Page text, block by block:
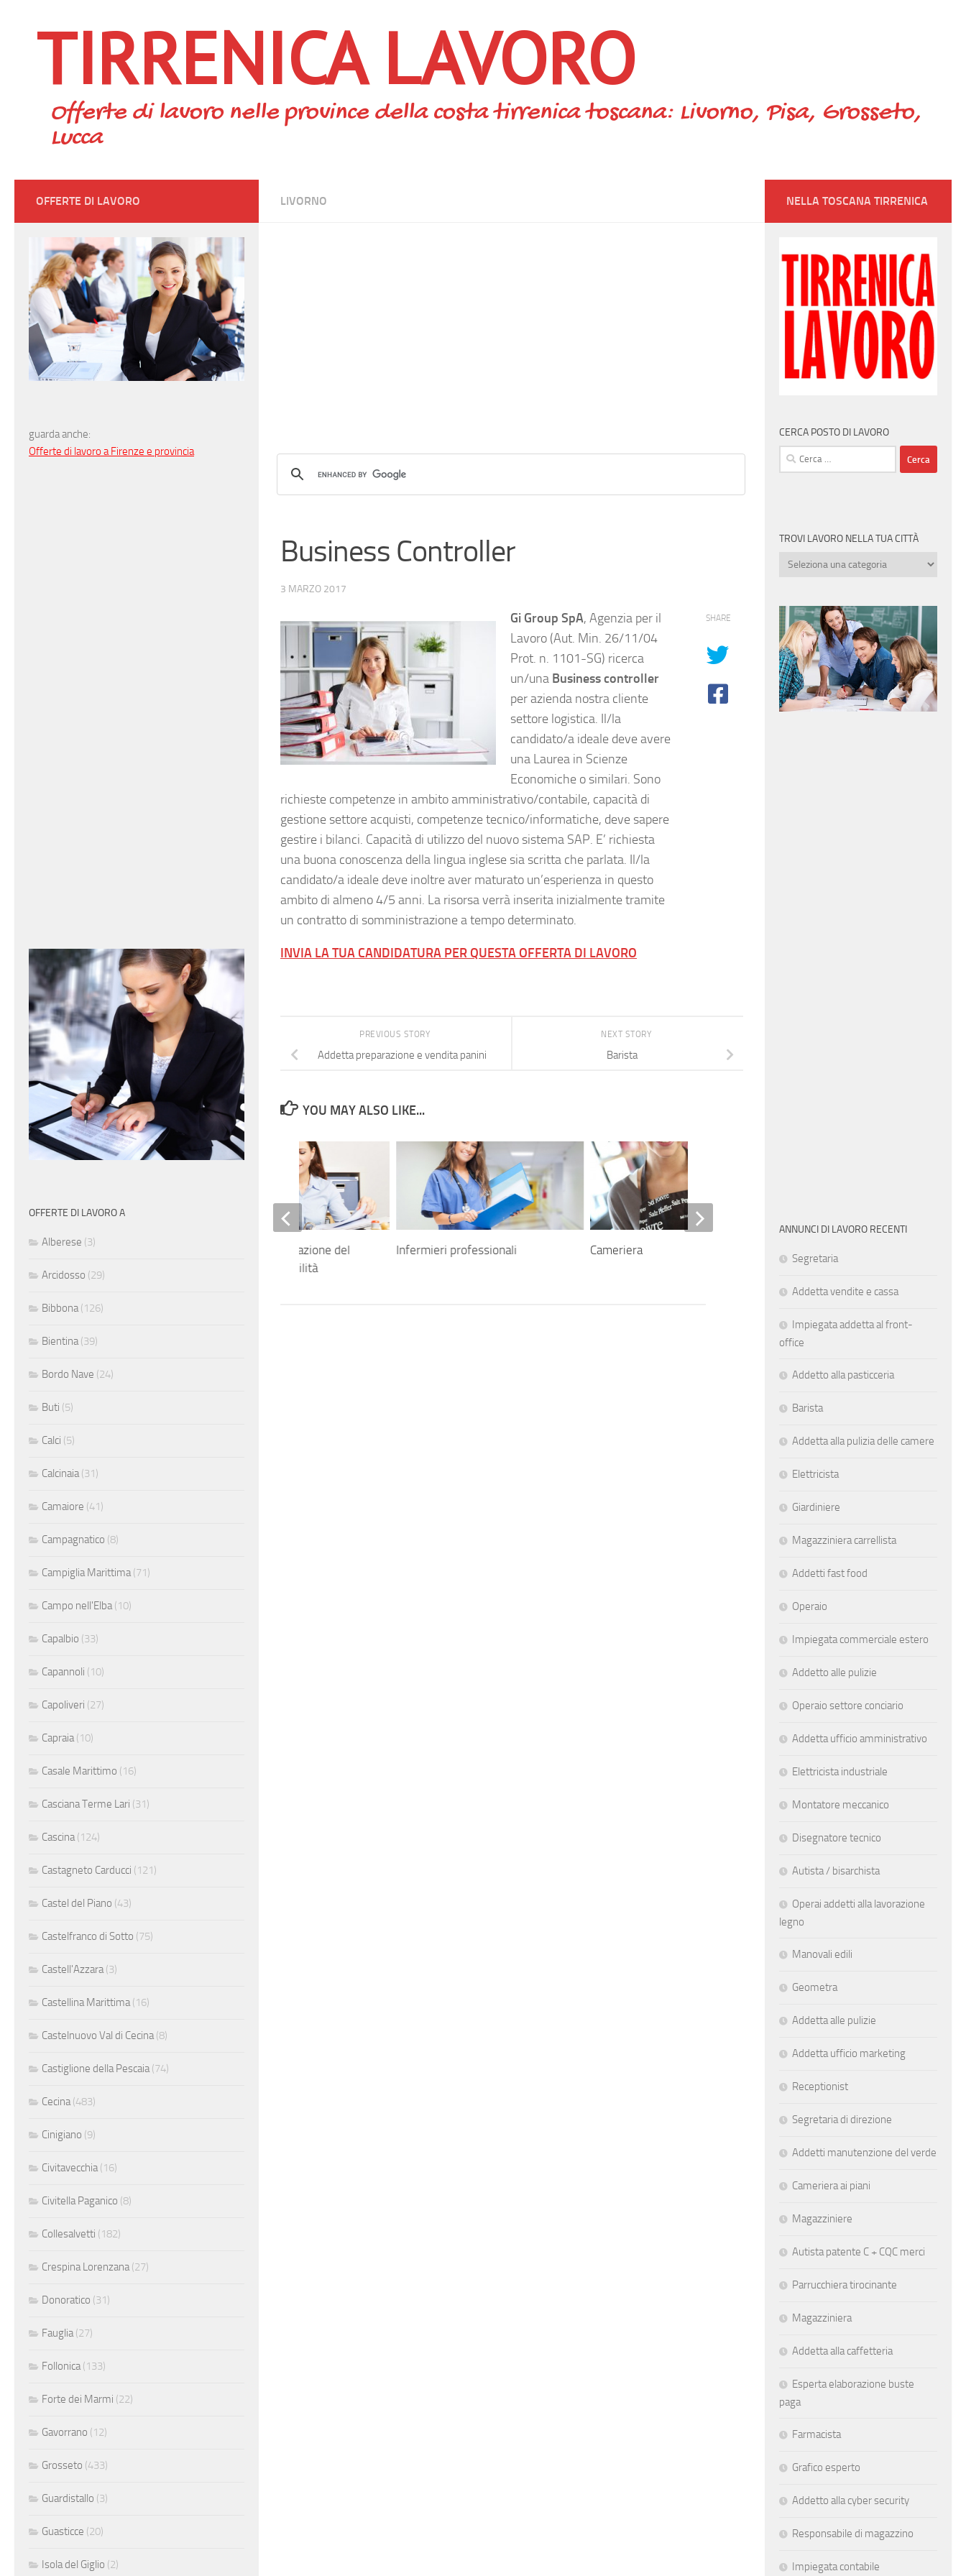
TIRRENICA LAVORO
Offerte di lavoro nelle province della costa tirrenica toscana: Livorno, Pisa, Grosseto,
Lucca
LIVORNO
Business Controller
3 MARZO 2017
Gi Group SpA, Agenzia per il
Lavoro (Aut. Min. 26/11/04
Prot. n. 1101-SG) ricerca
un/una Business controller
per azienda nostra cliente
settore logistica. Il/la
candidato/a ideale deve avere
una Laurea in Scienze
Economiche o similari. Sono
richieste competenze in ambito amministrativo/contabile, capacità di
gestione settore acquisti, competenze tecnico/informatiche, deve sapere
gestire i bilanci. Capacità di utilizzo del nuovo sistema SAP. E’ richiesta
una buona conoscenza della lingua inglese sia scritta che parlata. Il/la
candidato/a ideale deve inoltre aver maturato un’esperienza in questo
ambito di almeno 4/5 anni. La risorsa verrà inserita inizialmente tramite
un contratto di somministrazione a tempo determinato.
INVIA LA TUA CANDIDATURA PER QUESTA OFFERTA DI LAVORO
SHARE
NEXT STORY
Barista
PREVIOUS STORY
Addetta preparazione e vendita panini
YOU MAY ALSO LIKE...
Infermieri professionali Cameriera
designer – conoscenza cad
Addetta amministrazione del
personale e contabilità
OFFERTE DI LAVORO
guarda anche:
Offerte di lavoro a Firenze e provincia
OFFERTE DI LAVORO A
Alberese (3)
Arcidosso (29)
Bibbona(126)
Bientina(39)
Bordo Nave (24)
Buti (5)
Calci (5)
Calcinaia(31)
Camaiore (41)
Campagnatico (8)
Campiglia Marittima(71)
Campo nell'Elba(10)
Capalbio (33)
Capannoli (10)
Capoliveri (27)
Capraia(10)
Casale Marittimo (16)
Casciana Terme Lari (31)
Cascina(124)
Castagneto Carducci (121)
Castel del Piano (43)
Castelfranco di Sotto (75)
Castell'Azzara(3)
Castellina Marittima(16)
Castelnuovo Val di Cecina(8)
Castiglione della Pescaia(74)
Cecina(483)
Cinigiano (9)
Civitavecchia(16)
Civitella Paganico (8)
Collesalvetti (182)
Crespina Lorenzana(27)
Donoratico (31)
Fauglia(27)
Follonica(133)
Forte dei Marmi (22)
Gavorrano (12)
Grosseto (433)
Guardistallo (3)
Guasticce (20)
Isola del Giglio (2)
NELLA TOSCANA TIRRENICA
CERCA POSTO DI LAVORO
Ricerca
per:
TROVI LAVORO NELLA TUA CITTÀ
Trovi
tua
città
ANNUNCI DI LAVORO RECENTI
Segretaria
Addetta vendite e cassa
Impiegata addetta al front-
office
Addetto alla pasticceria
Barista
Addetta alla pulizia delle camere
Elettricista
Giardiniere
Magazziniera carrellista
Addetti fast food
Operaio
Impiegata commerciale estero
Addetto alle pulizie
Operaio settore conciario
Addetta ufficio amministrativo
Elettricista industriale
Montatore meccanico
Disegnatore tecnico
Autista / bisarchista
Operai addetti alla lavorazione
legno
Manovali edili
Geometra
Addetta alle pulizie
Addetta ufficio marketing
Receptionist
Segretaria di direzione
Addetti manutenzione del verde
Cameriera ai piani
Magazziniere
Autista patente C + CQC merci
Parrucchiera tirocinante
Magazziniera
Addetta alla caffetteria
Esperta elaborazione buste
paga
Farmacista
Grafico esperto
Addetto alla cyber security
Responsabile di magazzino
Impiegata contabile